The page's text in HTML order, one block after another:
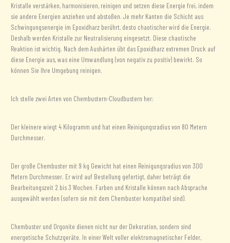
Kristalle verstärken, harmonisieren, reinigen und setzen diese Energie frei, indem
sie andere Energien anziehen und abstoßen. Je mehr Kanten die Schicht aus
Schwingungsenergie im Epoxidharz berührt, desto chaotischer wird die Energie.
Deshalb werden Kristalle zur Neutralisierung eingesetzt. Diese chaotische
Reaktion ist wichtig. Nach dem Aushärten übt das Epoxidharz extremen Druck auf
diese Energie aus, was eine Umwandlung (von negativ zu positiv) bewirkt. So
können Sie Ihre Umgebung reinigen.
Ich stelle zwei Arten von Chembustern-Cloudbustern her:
Der kleinere wiegt 4 Kilogramm und hat einen Reinigungsradius von 80 Metern
Durchmesser.
Der große Chembuster mit 9 kg Gewicht hat einen Reinigungsradius von 300
Metern Durchmesser. Er wird auf Bestellung gefertigt, daher beträgt die
Bearbeitungszeit 2 bis 3 Wochen. Farben und Kristalle können nach Absprache
ausgewählt werden (sofern sie mit dem Chembuster kompatibel sind).
Chembuster und Orgonite dienen nicht nur der Dekoration, sondern sind
energetische Schutzgeräte. In einer Welt voller elektromagnetischer Felder,